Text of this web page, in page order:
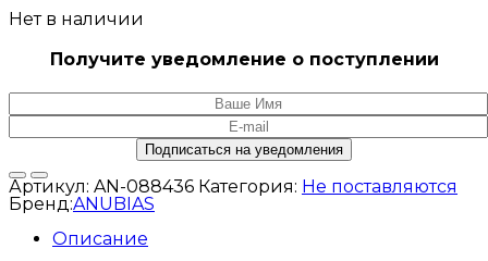
Нет в наличии
Получите уведомление о поступлении
Артикул: AN-088436 Категория: Не поставляются
Бренд:ANUBIAS
Описание